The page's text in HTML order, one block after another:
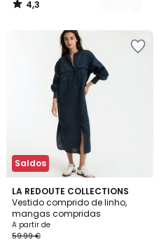
4,3
/
Saldos
LA REDOUTE COLLECTIONS
Vestido comprido de linho,
mangas compridas
A partir de
59.99 €
4,8
/ 5
3
Cores